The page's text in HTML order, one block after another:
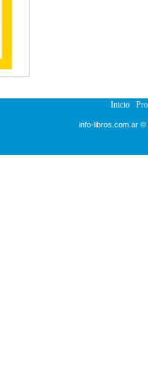
Inicio
info-libros.com.ar